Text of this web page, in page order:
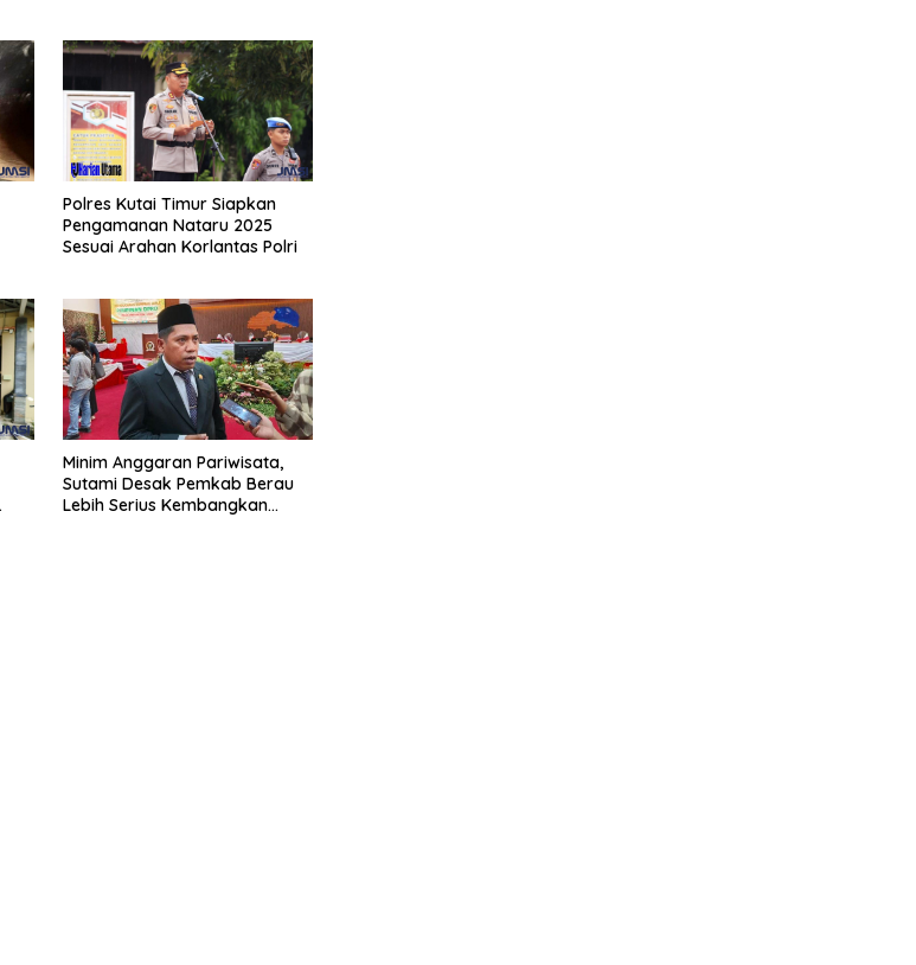
Polres Kutai Timur Siapkan
Pengamanan Nataru 2025
Sesuai Arahan Korlantas Polri
Minim Anggaran Pariwisata,
Sutami Desak Pemkab Berau
Lebih Serius Kembangkan